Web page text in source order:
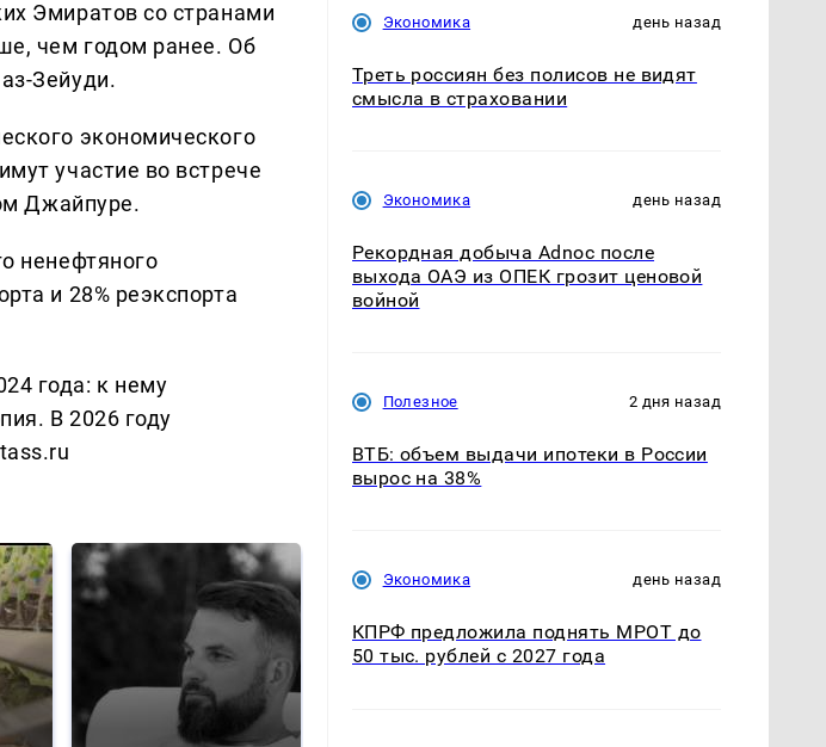
Эмиратов со странами
чем годом ранее. Об
Зейуди.
экономического
участие во встрече
Джайпуре.
ненефтяного
и 28% реэкспорта
года: к нему
В 2026 году
Экономика день назад
Треть россиян без полисов не видят
смысла в страховании
Экономика день назад
Рекордная добыча Adnoc после
выхода ОАЭ из ОПЕК грозит ценовой
войной
Полезное 2 дня назад
ВТБ: объем выдачи ипотеки в России
вырос на 38%
Экономика день назад
КПРФ предложила поднять МРОТ до
50 тыс. рублей с 2027 года